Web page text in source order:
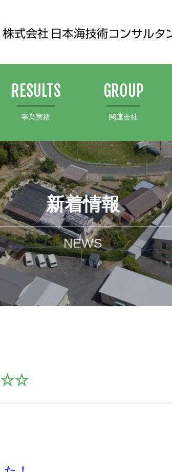
RESULTS
事業実績
GROUP
関連会社
新着情報
NEWS
☆☆